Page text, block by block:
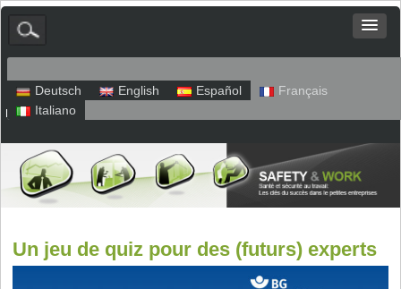
Deutsch English Español
Français
Italiano
Plan du site
Un jeu de quiz pour des (futurs) experts